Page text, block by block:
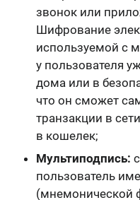
звонок или
Шифрование
используемой с
у пользователя
дома или в
что он сможет
транзакции в
в кошелек;
Мультиподпись:
пользователь
(мнемонической